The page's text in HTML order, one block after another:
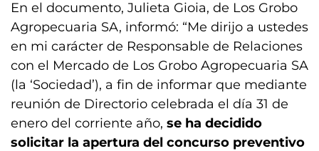
En el documento, Julieta Gioia, de Los Grobo
Agropecuaria SA, informó: “Me dirijo a ustedes
en mi carácter de Responsable de Relaciones
con el Mercado de Los Grobo Agropecuaria SA
(la ‘Sociedad’), a fin de informar que mediante
reunión de Directorio celebrada el día 31 de
enero del corriente año, se ha decidido
solicitar la apertura del concurso preventivo